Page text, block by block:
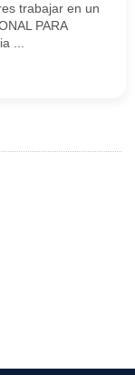
trabajar en un
PARA
...